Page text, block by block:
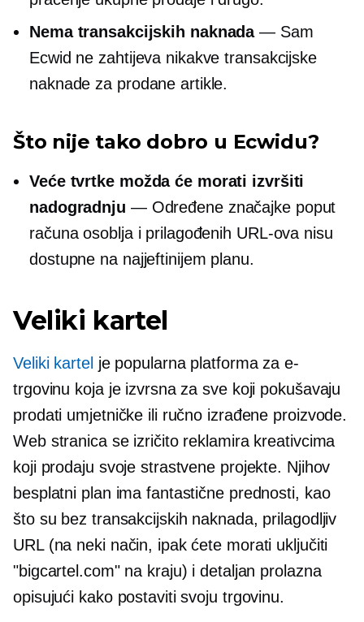
Nema transakcijskih naknada— Sam
Ecwid ne zahtijeva nikakve transakcijske
naknade za prodane artikle.
Što nije tako dobro u Ecwidu?
Veće tvrtke možda će morati izvršiti
nadogradnju — Određene značajke poput
računa osoblja i prilagođenih URL-ova nisu
dostupne na najjeftinijem planu.
Veliki kartel
Veliki kartel je popularna platforma za e-
trgovinu koja je izvrsna za sve koji pokušavaju
prodati umjetničke ili ručno izrađene proizvode.
Web stranica se izričito reklamira kreativcima
koji prodaju svoje strastvene projekte. Njihov
besplatni plan ima fantastične prednosti, kao
što su bez transakcijskih naknada, prilagodljiv
URL (na neki način, ipak ćete morati uključiti
"bigcartel.com" na kraju) i detaljan prolazna
opisujući kako postaviti svoju trgovinu.